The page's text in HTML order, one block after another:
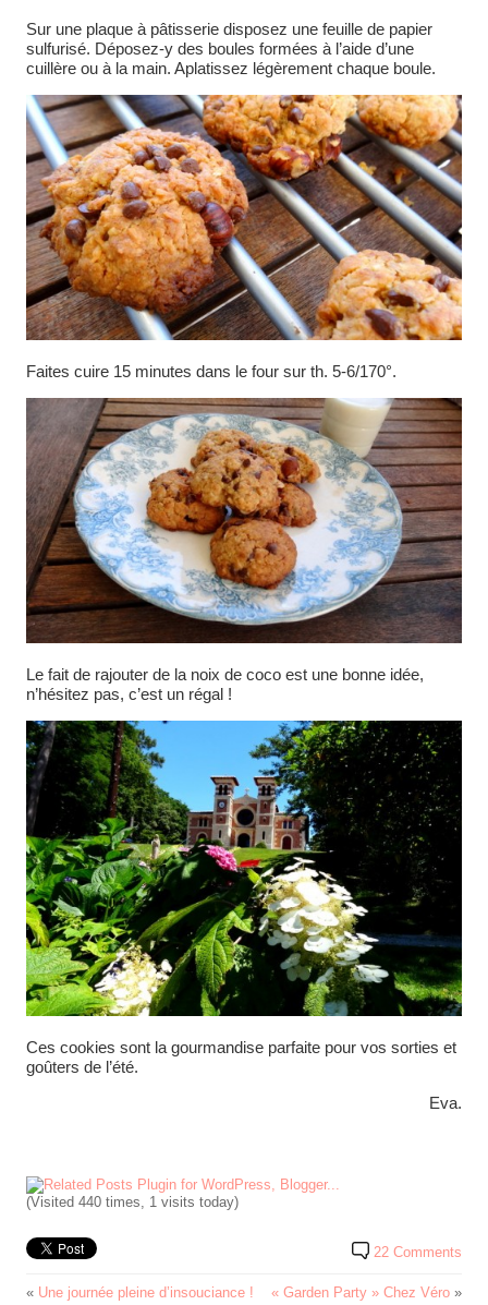
Sur une plaque à pâtisserie disposez une feuille de papier
sulfurisé. Déposez-y des boules formées à l’aide d’une
cuillère ou à la main. Aplatissez légèrement chaque boule.
Faites cuire 15 minutes dans le four sur th. 5-6/170°.
Le fait de rajouter de la noix de coco est une bonne idée,
n’hésitez pas, c’est un régal !
Ces cookies sont la gourmandise parfaite pour vos sorties et
goûters de l’été.
Eva.
(Visited 440 times, 1 visits today)
22 Comments
« Une journée pleine d’insouciance ! « Garden Party » Chez Véro »